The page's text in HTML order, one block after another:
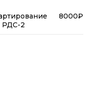
РДС-2
8000₽